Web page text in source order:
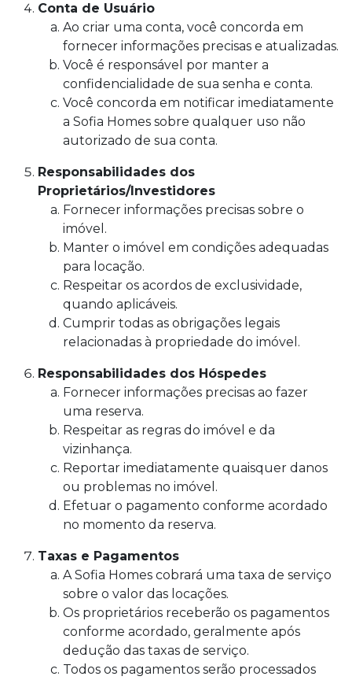
Conta de Usuário
Ao criar uma conta, você concorda em
fornecer informações precisas e atualizadas.
Você é responsável por manter a
confidencialidade de sua senha e conta.
Você concorda em notificar imediatamente
a Sofia Homes sobre qualquer uso não
autorizado de sua conta.
Responsabilidades dos
Proprietários/Investidores
Fornecer informações precisas sobre o
imóvel.
Manter o imóvel em condições adequadas
para locação.
Respeitar os acordos de exclusividade,
quando aplicáveis.
Cumprir todas as obrigações legais
relacionadas à propriedade do imóvel.
Responsabilidades dos Hóspedes
Fornecer informações precisas ao fazer
uma reserva.
Respeitar as regras do imóvel e da
vizinhança.
Reportar imediatamente quaisquer danos
ou problemas no imóvel.
Efetuar o pagamento conforme acordado
no momento da reserva.
Taxas e Pagamentos
A Sofia Homes cobrará uma taxa de serviço
sobre o valor das locações.
Os proprietários receberão os pagamentos
conforme acordado, geralmente após
dedução das taxas de serviço.
Todos os pagamentos serão processados